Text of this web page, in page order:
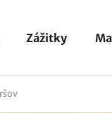
Zážitky